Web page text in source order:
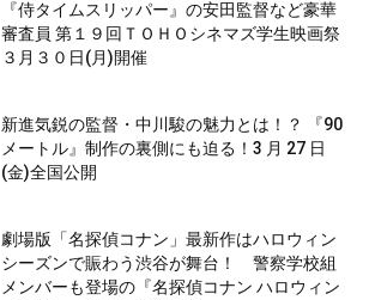
『侍タイムスリッパー』の安田監督など豪華
審査員 第１９回ＴＯＨＯシネマズ学生映画祭
３月３０日(月)開催
新進気鋭の監督・中川駿の魅力とは！？ 『90
メートル』制作の裏側にも迫る！3 月 27 日
(金)全国公開
劇場版「名探偵コナン」最新作はハロウィン
シーズンで賑わう渋谷が舞台！ 警察学校組
メンバーも登場の『名探偵コナン ハロウィン